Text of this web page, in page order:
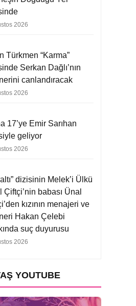
2026
Türkmen “Karma”
Serkan Dağlı’nın
canlandıracak
2026
17’ye Emir Sarıhan
geliyor
2026
dizisinin Melek’i Ülkü
Çiftçi’nin babası Ünal
kızının menajeri ve
Hakan Çelebi
suç duyurusu
2026
YOUTUBE